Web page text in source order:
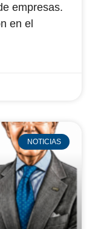
empresas.
en el
NOTICIAS